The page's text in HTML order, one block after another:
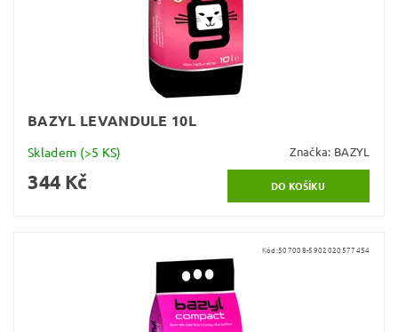
BAZYL LEVANDULE 10L
Skladem (>5 KS) Značka: BAZYL
344 Kč
Kód:507008-5902020577454